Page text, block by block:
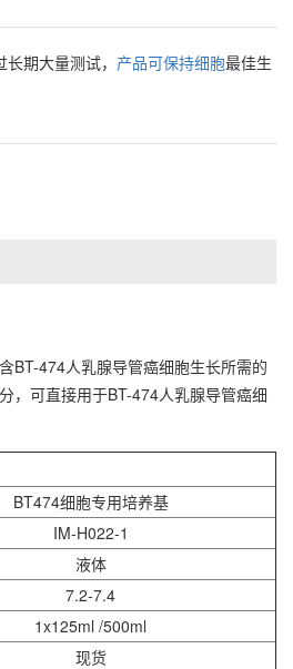
长期大量测试， 产品可保持细胞最佳生
BT-474人乳腺导管癌细胞生长所需的
，可直接用于BT-474人乳腺导管癌细
BT474细胞专用培养基
IM-H022-1
液体
7.2-7.4
1x125ml /500ml
现货